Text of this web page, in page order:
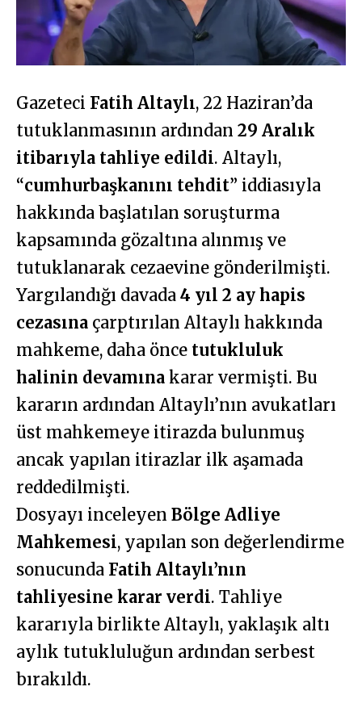
Gazeteci Fatih Altaylı, 22 Haziran’da
tutuklanmasının ardından 29 Aralık
itibarıyla tahliye edildi. Altaylı,
“cumhurbaşkanını tehdit” iddiasıyla
hakkında başlatılan soruşturma
kapsamında gözaltına alınmış ve
tutuklanarak cezaevine gönderilmişti.
Yargılandığı davada 4 yıl 2 ay hapis
cezasına çarptırılan Altaylı hakkında
mahkeme, daha önce tutukluluk
halinin devamına karar vermişti. Bu
kararın ardından Altaylı’nın avukatları
üst mahkemeye itirazda bulunmuş
ancak yapılan itirazlar ilk aşamada
reddedilmişti.
Dosyayı inceleyen Bölge Adliye
Mahkemesi, yapılan son değerlendirme
sonucunda Fatih Altaylı’nın
tahliyesine karar verdi. Tahliye
kararıyla birlikte Altaylı, yaklaşık altı
aylık tutukluluğun ardından serbest
bırakıldı.